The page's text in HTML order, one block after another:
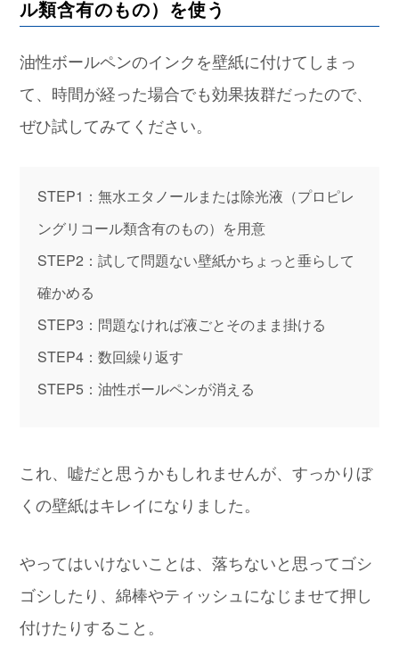
ル類含有のもの）を使う
油性ボールペンのインクを壁紙に付けてしまっ
て、時間が経った場合でも効果抜群だったので、
ぜひ試してみてください。
STEP1：無水エタノールまたは除光液（プロピレ
ングリコール類含有のもの）を用意
STEP2：試して問題ない壁紙かちょっと垂らして
確かめる
STEP3：問題なければ液ごとそのまま掛ける
STEP4：数回繰り返す
STEP5：油性ボールペンが消える
これ、嘘だと思うかもしれませんが、すっかりぼ
くの壁紙はキレイになりました。
やってはいけないことは、落ちないと思ってゴシ
ゴシしたり、綿棒やティッシュになじませて押し
付けたりすること。